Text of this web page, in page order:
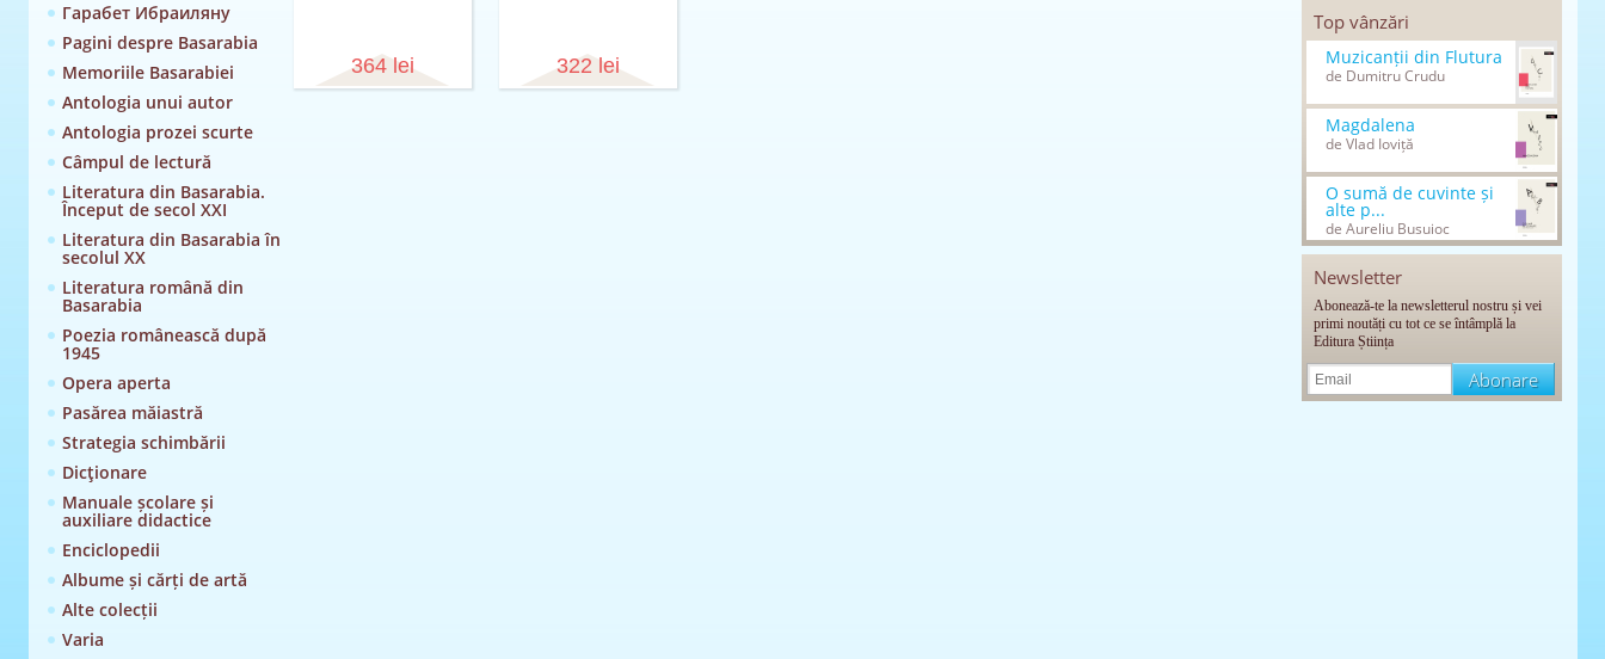
Гарабет Ибраиляну
Pagini despre Basarabia
Memoriile Basarabiei
Antologia unui autor
Antologia prozei scurte
Câmpul de lectură
Literatura din Basarabia.
Început de secol XXI
Literatura din Basarabia în
secolul XX
Literatura română din
Basarabia
Poezia românească după
1945
Opera aperta
Pasărea măiastră
Strategia schimbării
Dicţionare
Manuale școlare și
auxiliare didactice
Enciclopedii
Albume și cărți de artă
Alte colecții
Varia
364 lei 322 lei
Top vânzări
Muzicanții din Flutura
de Dumitru Crudu
Magdalena
de Vlad Ioviță
O sumă de cuvinte și
alte p...
de Aureliu Busuioc
Newsletter
Abonează-te la newsletterul nostru și vei
primi noutăți cu tot ce se întâmplă la
Editura Știința